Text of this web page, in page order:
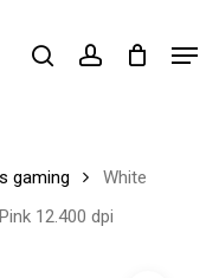
searchaccount
gaming
White
12.400 dpi